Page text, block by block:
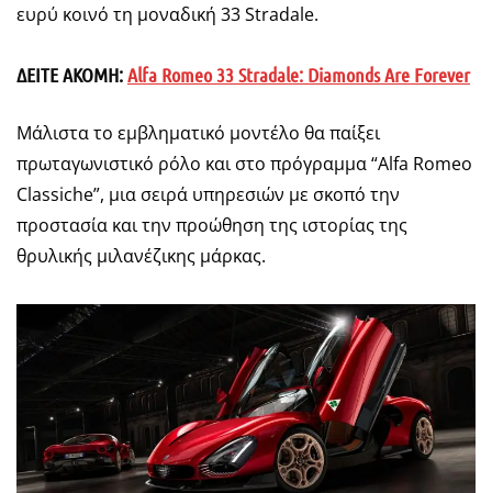
ευρύ κοινό τη μοναδική 33 Stradale.
ΔΕΙΤΕ ΑΚΟΜΗ:Alfa Romeo 33 Stradale: Diamonds Are Forever
Μάλιστα το εμβληματικό μοντέλο θα παίξει
πρωταγωνιστικό ρόλο και στο πρόγραμμα “Alfa Romeo
Classiche”, μια σειρά υπηρεσιών με σκοπό την
προστασία και την προώθηση της ιστορίας της
θρυλικής μιλανέζικης μάρκας.